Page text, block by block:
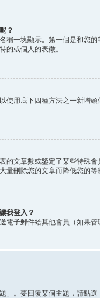
？
稱一塊顯示。第一個是和您
的或個人的表徵。
使用底下四種方法之一新增
的文章數或鑒定了某些特殊
量刪除您的文章而降低您的等
我登入？
電子郵件給其他會員（如果
」。要回覆某個主題，請點